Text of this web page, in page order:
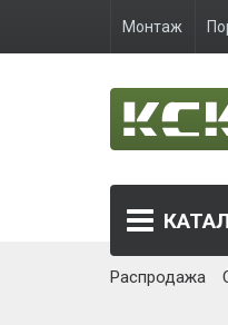
Монтаж
Распродажа